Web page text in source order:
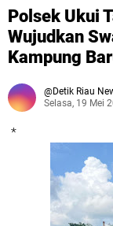
Polsek Ukui
Wujudkan
Kampung
Detik Riau
Selasa, 19 Mei
*